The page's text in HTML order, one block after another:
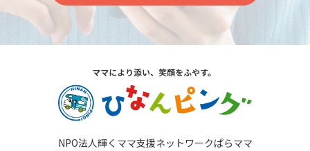
NPO法人輝くママ支援ネットワークぱらママ